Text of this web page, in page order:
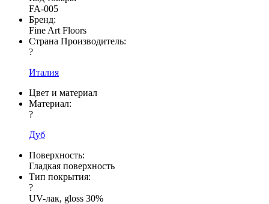
FA-005
Бренд:
Fine Art Floors
Страна Производитель:
?
Италия
Цвет и материал
Материал:
?
Дуб
Поверхность:
Гладкая поверхность
Тип покрытия:
?
UV-лак, gloss 30%